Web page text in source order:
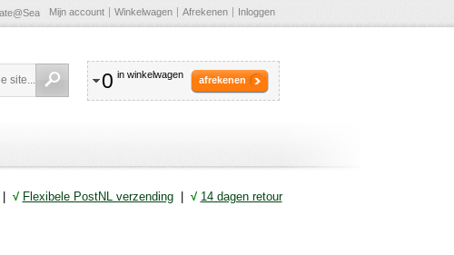
Mijn account Winkelwagen Afrekenen Inloggen
0 in winkelwagen afrekenen
√ Flexibele PostNL verzending| √ 14 dagen retour